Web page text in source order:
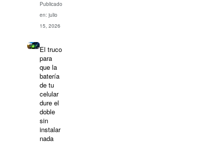
Publicado
en: julio
15, 2026
El truco
para
que la
batería
de tu
celular
dure el
doble
sin
instalar
nada